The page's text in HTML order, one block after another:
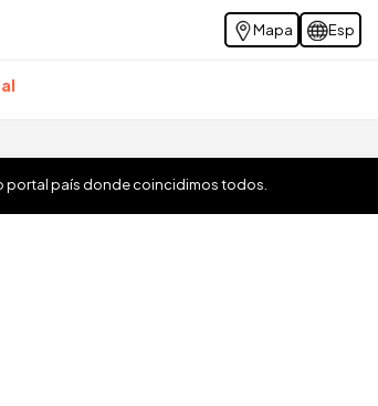
Mapa Esp
portal país donde coincidimos todos.